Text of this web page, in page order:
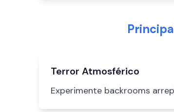
Terror Atmosférico
Experimente backrooms